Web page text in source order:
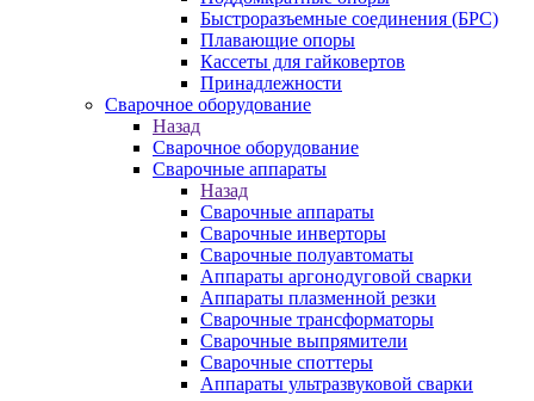
Быстроразъемные соединения (БРС)
Плавающие опоры
Кассеты для гайковертов
Принадлежности
Сварочное оборудование
Назад
Сварочное оборудование
Сварочные аппараты
Назад
Сварочные аппараты
Сварочные инверторы
Сварочные полуавтоматы
Аппараты аргонодуговой сварки
Аппараты плазменной резки
Сварочные трансформаторы
Сварочные выпрямители
Сварочные споттеры
Аппараты ультразвуковой сварки